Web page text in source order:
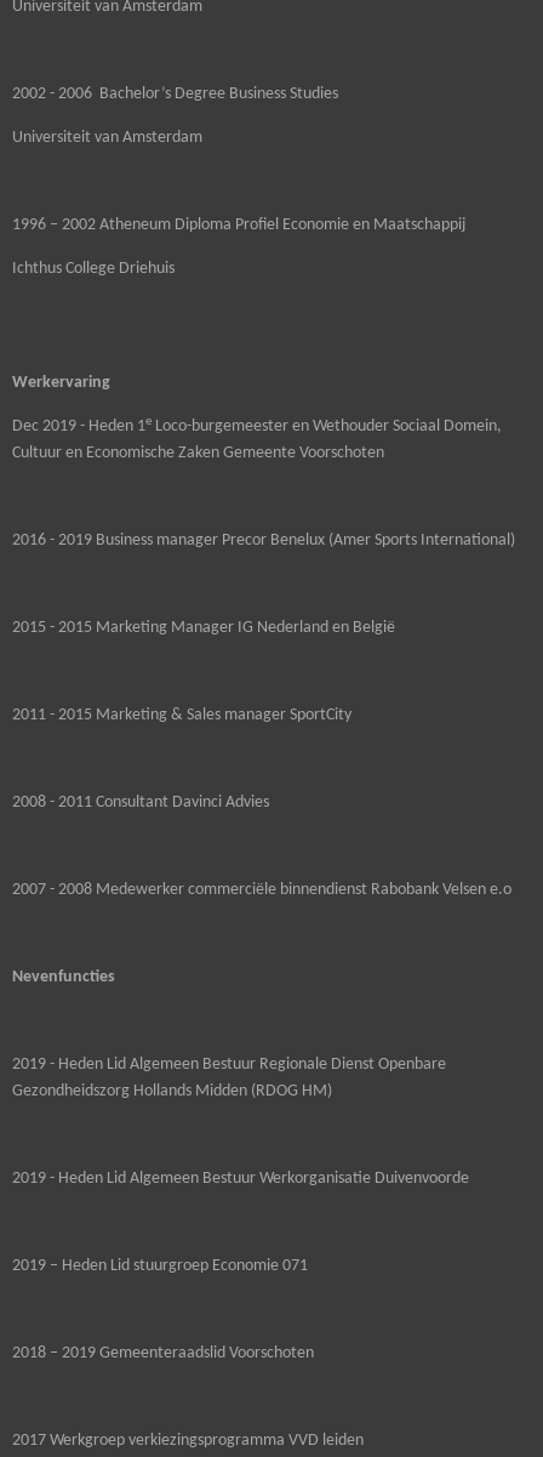
Universiteit van Amsterdam
2002 - 2006 Bachelor’s Degree Business Studies
Universiteit van Amsterdam
1996 – 2002 Atheneum Diploma Profiel Economie en Maatschappij
Ichthus College Driehuis
Werkervaring
Dec 2019 - Heden 1e Loco-burgemeester en Wethouder Sociaal Domein,
Cultuur en Economische Zaken Gemeente Voorschoten
2016 - 2019 Business manager Precor Benelux (Amer Sports International)
2015 - 2015 Marketing Manager IG Nederland en België
2011 - 2015 Marketing & Sales manager SportCity
2008 - 2011 Consultant Davinci Advies
2007 - 2008 Medewerker commerciële binnendienst Rabobank Velsen e.o
Nevenfuncties
2019 - Heden Lid Algemeen Bestuur Regionale Dienst Openbare
Gezondheidszorg Hollands Midden (RDOG HM)
2019 - Heden Lid Algemeen Bestuur Werkorganisatie Duivenvoorde
2019 – Heden Lid stuurgroep Economie 071
2018 – 2019 Gemeenteraadslid Voorschoten
2017 Werkgroep verkiezingsprogramma VVD leiden